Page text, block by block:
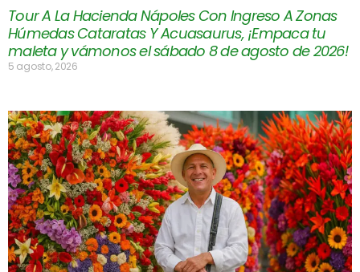
Tour A La Hacienda Nápoles Con Ingreso A Zonas
Húmedas Cataratas Y Acuasaurus, ¡Empaca tu
maleta y vámonos el sábado 8 de agosto de 2026!
5 agosto, 2026